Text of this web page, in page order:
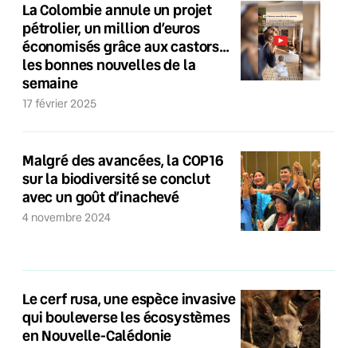
La Colombie annule un projet
pétrolier, un million d’euros
économisés grâce aux castors…
les bonnes nouvelles de la
semaine
17 février 2025
Malgré des avancées, la COP16
sur la biodiversité se conclut
avec un goût d’inachevé
4 novembre 2024
Le cerf rusa, une espèce invasive
qui bouleverse les écosystèmes
en Nouvelle-Calédonie